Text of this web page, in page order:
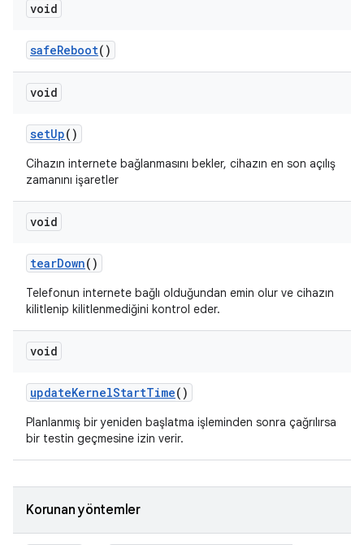
void
safeReboot()
void
setUp()
Cihazın internete bağlanmasını bekler, cihazın en son açılış
zamanını işaretler
void
tearDown()
Telefonun internete bağlı olduğundan emin olur ve cihazın
kilitlenip kilitlenmediğini kontrol eder.
void
updateKernelStartTime()
Planlanmış bir yeniden başlatma işleminden sonra çağrılırsa
bir testin geçmesine izin verir.
Korunan yöntemler